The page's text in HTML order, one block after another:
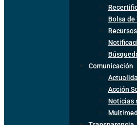
Bolsa
Comunicación
Acción
Noticias